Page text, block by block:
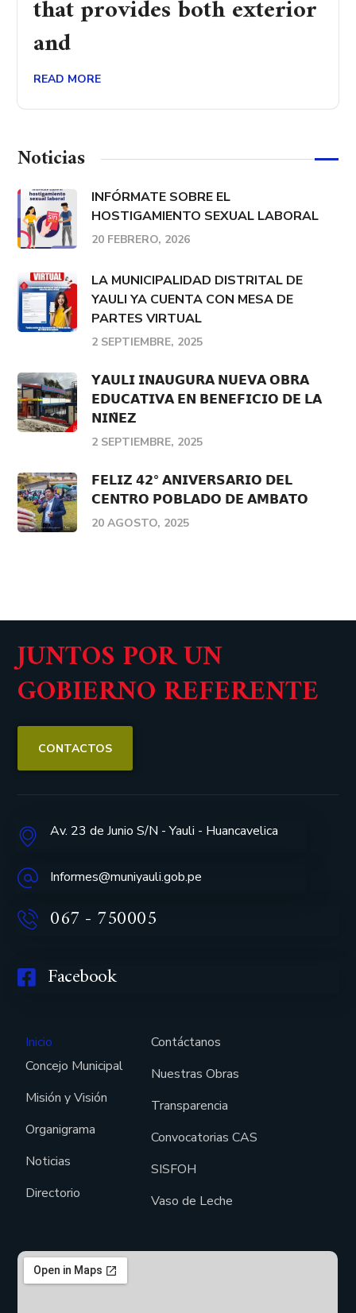
that provides both exterior
and
READ MORE
Noticias
INFÓRMATE SOBRE EL
HOSTIGAMIENTO SEXUAL LABORAL
20 FEBRERO, 2026
LA MUNICIPALIDAD DISTRITAL DE
YAULI YA CUENTA CON MESA DE
PARTES VIRTUAL
2 SEPTIEMBRE, 2025
𝗬𝗔𝗨𝗟𝗜 𝗜𝗡𝗔𝗨𝗚𝗨𝗥𝗔 𝗡𝗨𝗘𝗩𝗔 𝗢𝗕𝗥𝗔
𝗘𝗗𝗨𝗖𝗔𝗧𝗜𝗩𝗔 𝗘𝗡 𝗕𝗘𝗡𝗘𝗙𝗜𝗖𝗜𝗢 𝗗𝗘 𝗟𝗔
𝗡𝗜𝗡̃𝗘𝗭
2 SEPTIEMBRE, 2025
𝗙𝗘𝗟𝗜𝗭 𝟰𝟮° 𝗔𝗡𝗜𝗩𝗘𝗥𝗦𝗔𝗥𝗜𝗢 𝗗𝗘𝗟
𝗖𝗘𝗡𝗧𝗥𝗢 𝗣𝗢𝗕𝗟𝗔𝗗𝗢 𝗗𝗘 𝗔𝗠𝗕𝗔𝗧𝗢
20 AGOSTO, 2025
JUNTOS POR UN
GOBIERNO REFERENTE
CONTACTOS
Av. 23 de Junio S/N - Yauli - Huancavelica
Informes@muniyauli.gob.pe
067 - 750005
Facebook
Inicio
Concejo Municipal
Misión y Visión
Organigrama
Noticias
Directorio
Contáctanos
Nuestras Obras
Transparencia
Convocatorias CAS
SISFOH
Vaso de Leche